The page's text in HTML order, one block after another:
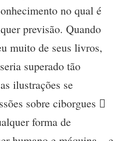
no qual é
previsão. Quando
muito de seus livros,
superado tão
ilustrações se
sobre ciborgues 
forma de